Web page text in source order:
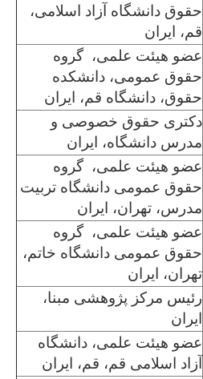
حقوق دانشگاه آزاد اسلامی،
قم، ایران
عضو هیئت علمی، گروه
حقوق عمومی، دانشکده
حقوق، دانشگاه قم، ایران
دکتری حقوق خصوصی و
مدرس دانشگاه، ایران
عضو هیئت علمی، گروه
حقوق عمومی دانشگاه تربیت
مدرس، تهران، ایران
عضو هیئت علمی، گروه
حقوق عمومی دانشگاه خاتم،
تهران، ایران
رئیس مرکز پژوهشی مبنا،
ایران
عضو هیئت علمی، دانشگاه
آزاد اسلامی قم، قم، ایران